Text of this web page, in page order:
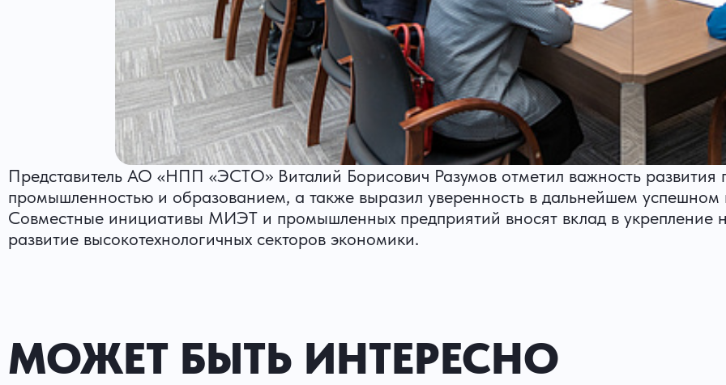
Представитель АО «НПП «ЭСТО» Виталий Борисович Разумов отметил важность развития
промышленностью и образованием, а также выразил уверенность в дальнейшем успешном
Совместные инициативы МИЭТ и промышленных предприятий вносят вклад в укрепление
развитие высокотехнологичных секторов экономики.
МОЖЕТ БЫТЬ ИНТЕРЕСНО